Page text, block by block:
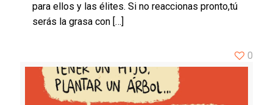
para ellos y las élites. Si no reaccionas pronto,tú
serás la grasa con […]
0